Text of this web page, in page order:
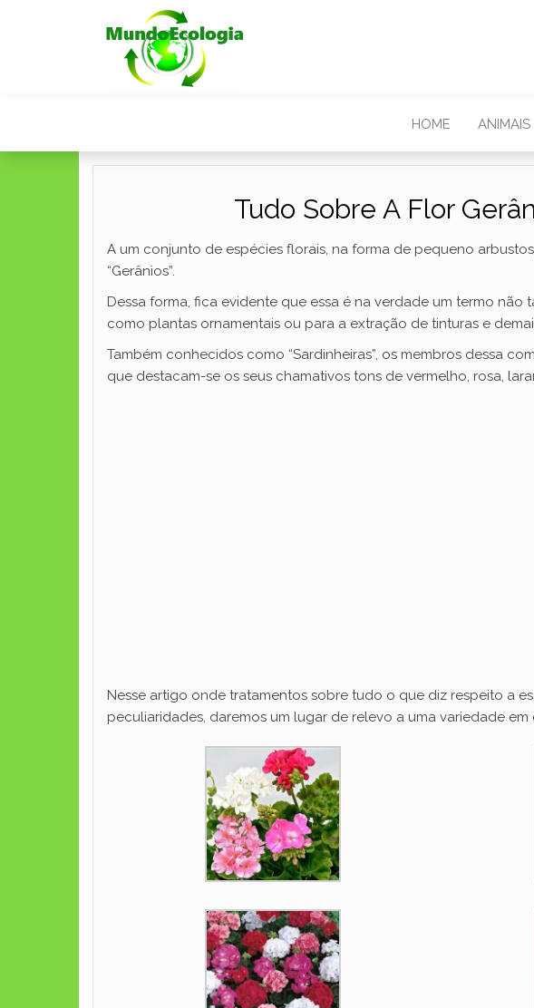
HOME ANIMAIS
Tudo Sobre A Flor
A um conjunto de espécies florais, na forma de pequeno
“Gerânios”.
Dessa forma, fica evidente que essa é na verdade um termo
como plantas ornamentais ou para a extração de tinturas e
Também conhecidos como “Sardinheiras”, os membros dessa
que destacam-se os seus chamativos tons de vermelho, rosa,
Nesse artigo onde tratamentos sobre tudo o que diz respeito a
peculiaridades, daremos um lugar de relevo a uma variedade